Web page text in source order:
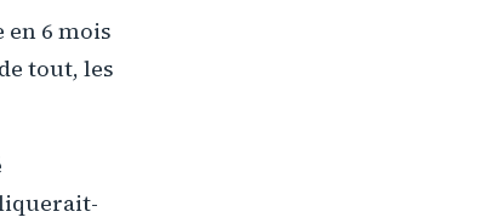
6 mois
tout, les